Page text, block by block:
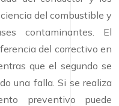
del combustible y
contaminantes. El
del correctivo en
que el segundo se
una falla. Si se realiza
preventivo puede